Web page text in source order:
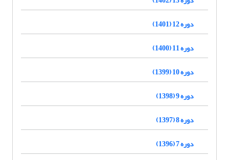
دوره 12 (1401)
دوره 11 (1400)
دوره 10 (1399)
دوره 9 (1398)
دوره 8 (1397)
دوره 7 (1396)